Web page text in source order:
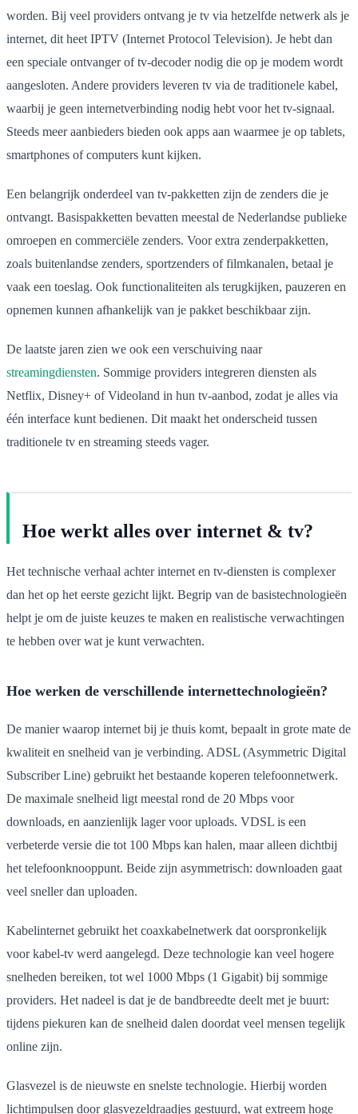
worden. Bij veel providers ontvang je tv via hetzelfde netwerk als je
internet, dit heet IPTV (Internet Protocol Television). Je hebt dan
een speciale ontvanger of tv-decoder nodig die op je modem wordt
aangesloten. Andere providers leveren tv via de traditionele kabel,
waarbij je geen internetverbinding nodig hebt voor het tv-signaal.
Steeds meer aanbieders bieden ook apps aan waarmee je op tablets,
smartphones of computers kunt kijken.
Een belangrijk onderdeel van tv-pakketten zijn de zenders die je
ontvangt. Basispakketten bevatten meestal de Nederlandse publieke
omroepen en commerciële zenders. Voor extra zenderpakketten,
zoals buitenlandse zenders, sportzenders of filmkanalen, betaal je
vaak een toeslag. Ook functionaliteiten als terugkijken, pauzeren en
opnemen kunnen afhankelijk van je pakket beschikbaar zijn.
De laatste jaren zien we ook een verschuiving naar
streamingdiensten. Sommige providers integreren diensten als
Netflix, Disney+ of Videoland in hun tv-aanbod, zodat je alles via
één interface kunt bedienen. Dit maakt het onderscheid tussen
traditionele tv en streaming steeds vager.
Hoe werkt alles over internet & tv?
Het technische verhaal achter internet en tv-diensten is complexer
dan het op het eerste gezicht lijkt. Begrip van de basistechnologieën
helpt je om de juiste keuzes te maken en realistische verwachtingen
te hebben over wat je kunt verwachten.
Hoe werken de verschillende internettechnologieën?
De manier waarop internet bij je thuis komt, bepaalt in grote mate de
kwaliteit en snelheid van je verbinding. ADSL (Asymmetric Digital
Subscriber Line) gebruikt het bestaande koperen telefoonnetwerk.
De maximale snelheid ligt meestal rond de 20 Mbps voor
downloads, en aanzienlijk lager voor uploads. VDSL is een
verbeterde versie die tot 100 Mbps kan halen, maar alleen dichtbij
het telefoonknooppunt. Beide zijn asymmetrisch: downloaden gaat
veel sneller dan uploaden.
Kabelinternet gebruikt het coaxkabelnetwerk dat oorspronkelijk
voor kabel-tv werd aangelegd. Deze technologie kan veel hogere
snelheden bereiken, tot wel 1000 Mbps (1 Gigabit) bij sommige
providers. Het nadeel is dat je de bandbreedte deelt met je buurt:
tijdens piekuren kan de snelheid dalen doordat veel mensen tegelijk
online zijn.
Glasvezel is de nieuwste en snelste technologie. Hierbij worden
lichtimpulsen door glasvezeldraadjes gestuurd, wat extreem hoge